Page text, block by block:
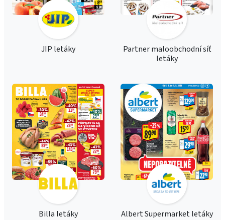
JIP letáky
Partner maloobchodní síť
letáky
Billa letáky Albert Supermarket letáky